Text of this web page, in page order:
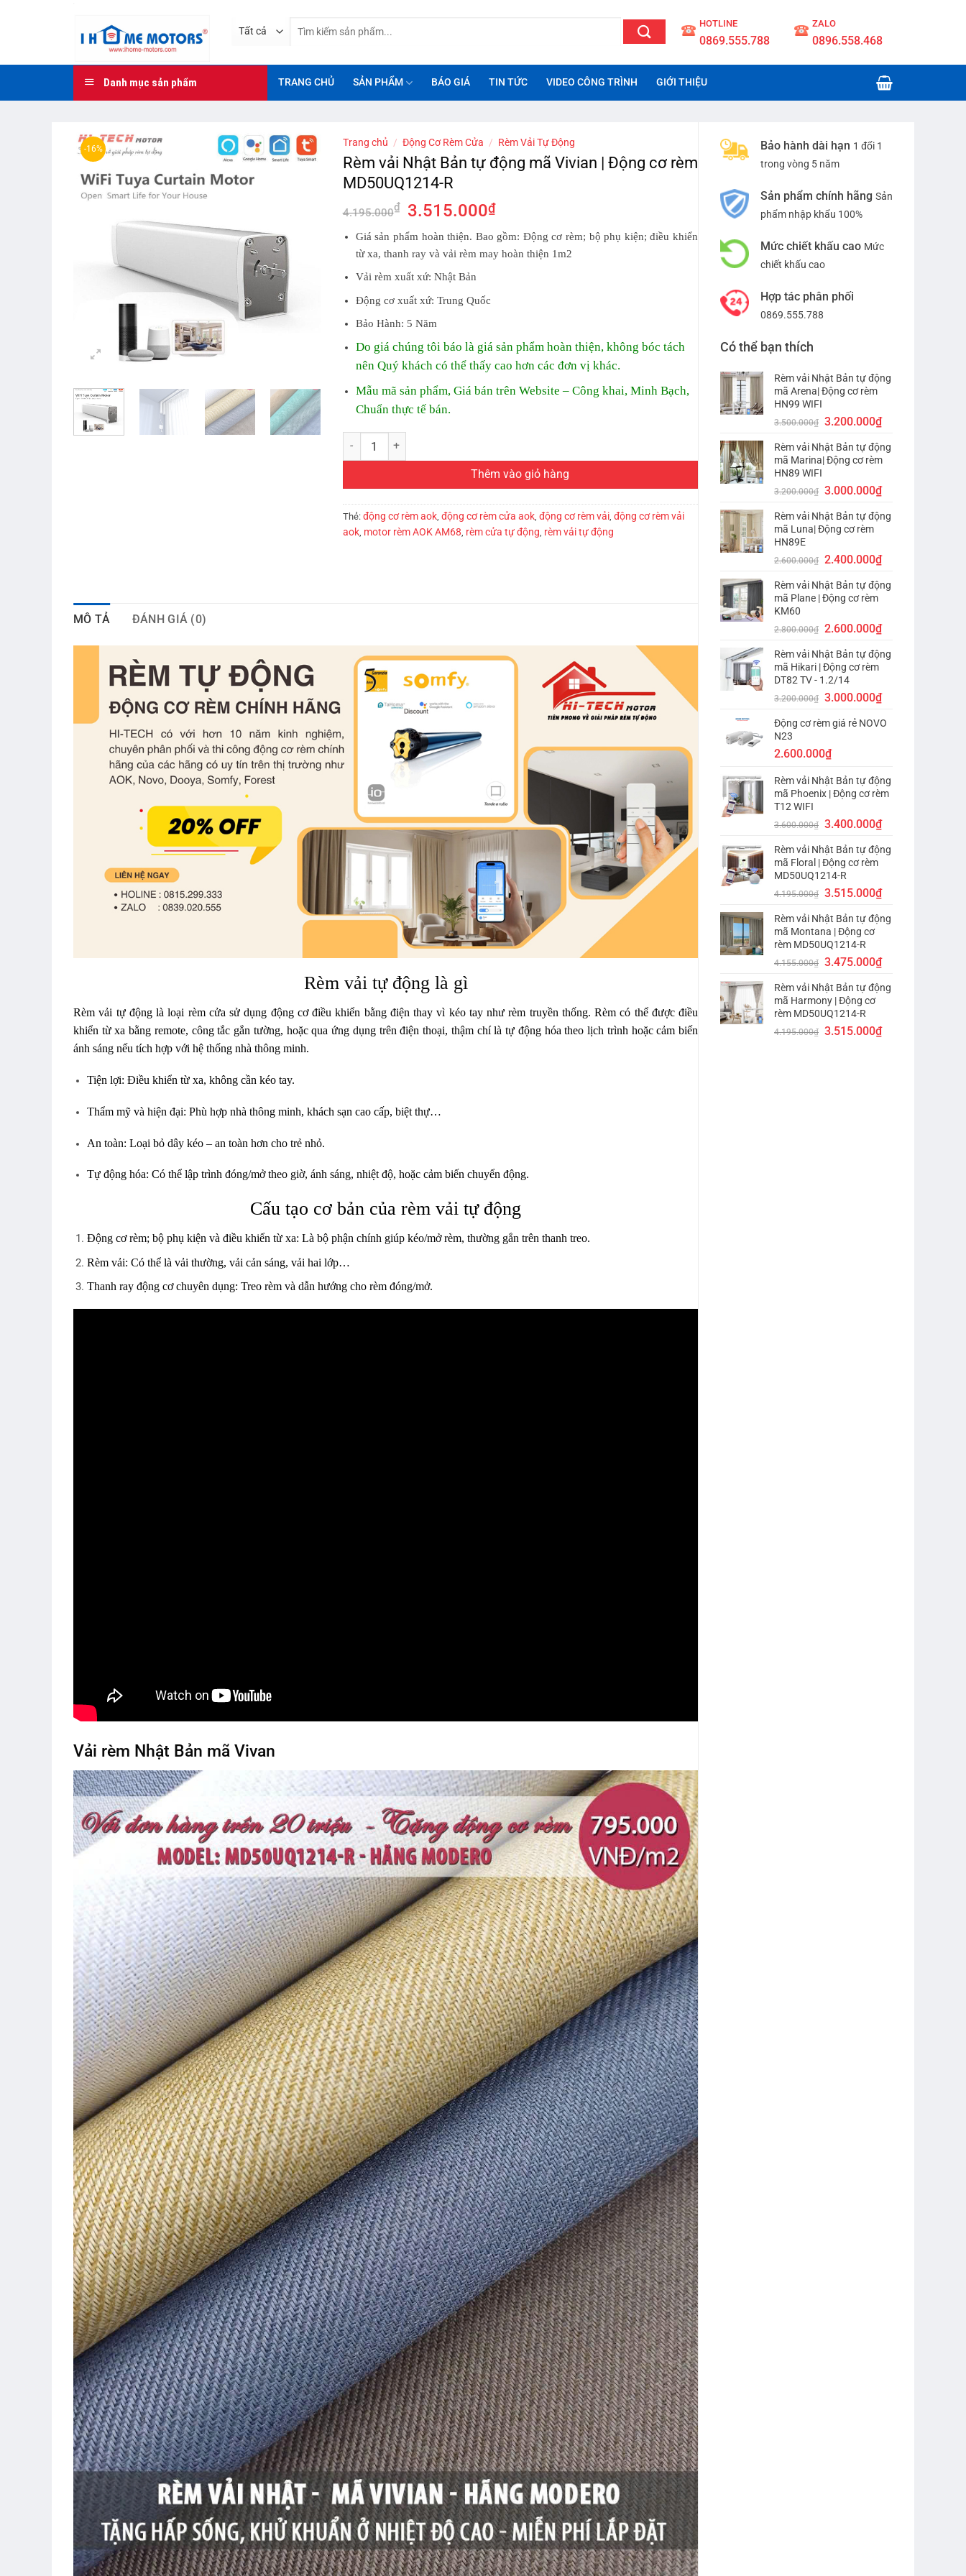
dung
Tìm
HOTLINE
0869.555.788
ZALO
0896.558.468
Danh mục sản phẩm TRANG CHỦ SẢN PHẨM BÁO GIÁ TIN TỨC VIDEO CÔNG TRÌNH GIỚI THIỆU
Bảo hành dài hạn 1 đổi 1
trong vòng 5 năm
Sản phẩm chính hãng Sản
phẩm nhập khẩu 100%
Mức chiết khấu cao Mức
chiết khấu cao
Hợp tác phân phối
0869.555.788
Có thể bạn thích
Rèm vải Nhật Bản tự động
mã Arena| Động cơ rèm
HN99 WIFI
3.500.000₫ Giá
là:
3.500.000₫.
3.200.000₫Giá
tại
là:
Rèm vải Nhật Bản tự động
mã Marina| Động cơ rèm
HN89 WIFI
3.200.000₫ Giá
là:
3.200.000₫.
3.000.000₫Giá
tại
Rèm vải Nhật Bản tự động
mã Luna| Động cơ rèm
HN89E
2.600.000₫ Giá
là:
2.600.000₫.
2.400.000₫Giá
tại
Rèm vải Nhật Bản tự động
mã Plane | Động cơ rèm
KM60
2.800.000₫ Giá
là:
2.800.000₫.
2.600.000₫Giá
tại
Rèm vải Nhật Bản tự động
mã Hikari | Động cơ rèm
DT82 TV - 1.2/14
3.200.000₫ Giá
là:
3.000.000₫Giá
tại
Động cơ rèm giá rẻ NOVO
N23
2.600.000₫
Rèm vải Nhật Bản tự động
mã Phoenix | Động cơ rèm
T12 WIFI
3.600.000₫ Giá
là:
3.600.000₫.
3.400.000₫Giá
tại
Rèm vải Nhật Bản tự động
mã Floral | Động cơ rèm
MD50UQ1214-R
4.195.000₫ Giá
là:
4.195.000₫.
3.515.000₫Giá
tại
Rèm vải Nhật Bản tự động
mã Montana | Động cơ
rèm MD50UQ1214-R
4.155.000₫ Giá
là:
4.155.000₫.
3.475.000₫Giá
tại
Rèm vải Nhật Bản tự động
mã Harmony | Động cơ
rèm MD50UQ1214-R
4.195.000₫ Giá
3.515.000₫Giá
-16%
Trang chủ / Động Cơ Rèm Cửa / Rèm Vải Tự Động
Rèm vải Nhật Bản tự động mã Vivian | Động cơ rèm
MD50UQ1214-R
4.195.000₫
Giá
gốc
là:
4.195.000₫.
3.515.000₫Giá
hiện
tại
là:
Giá sản phẩm hoàn thiện. Bao gồm: Động cơ rèm; bộ phụ kiện; điều khiển
từ xa, thanh ray và vải rèm may hoàn thiện 1m2
Vải rèm xuất xứ: Nhật Bản
Động cơ xuất xứ: Trung Quốc
Bảo Hành: 5 Năm
Do giá chúng tôi báo là giá sản phẩm hoàn thiện, không bóc tách
nên Quý khách có thể thấy cao hơn các đơn vị khác.
Mẫu mã sản phẩm, Giá bán trên Website – Công khai, Minh Bạch,
Chuẩn thực tế bán.
Rèm vải Nhật Bản tự động mã Vivian | Động cơ rèm MD50UQ1214-R số lượng
Thêm vào giỏ hàng
Thẻ: động cơ rèm aok, động cơ rèm cửa aok, động cơ rèm vải, động cơ rèm vải
aok, motor rèm AOK AM68 rèm cửa tự động rèm vải tự động
MÔ TẢ ĐÁNH GIÁ (0)
Rèm vải tự động là gì
Rèm vải tự độnglà loại rèm cửa sử dụng động cơ điều khiển bằng điện thay vì kéo tay như rèm truyền thống. Rèm có thể được điều
khiển từ xa bằng remote, công tắc gắn tường, hoặc quaứng dụng trên điện thoại, thậm chí làtự động hóa theo lịch trình hoặc cảm biến
ánh sáng nếu tích hợp với hệ thống nhà thông minh.
Tiện lợi: Điều khiển từ xa, không cần kéo tay.
Thẩm mỹ và hiện đại: Phù hợp nhà thông minh, khách sạn cao cấp, biệt thự…
An toàn: Loại bỏ dây kéo – an toàn hơn cho trẻ nhỏ.
Tự động hóa: Có thể lập trình đóng/mở theo giờ, ánh sáng, nhiệt độ, hoặc cảm biến chuyển động.
Cấu tạo cơ bản của rèm vải tự động
Động cơ rèm; bộ phụ kiện và điều khiển từ xa: Là bộ phận chính giúp kéo/mở rèm, thường gắn trên thanh treo.
Rèm vải: Có thể là vải thường, vải cản sáng, vải hai lớp…
Thanh ray động cơ chuyên dụng: Treo rèm và dẫn hướng cho rèm đóng/mở.
Vải rèm Nhật Bản mã Vivan